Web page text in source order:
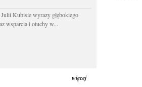
Kubisie wyrazy głębokiego
wsparcia i otuchy w...
więcej